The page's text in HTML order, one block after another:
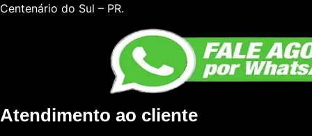
Centenário do Sul – PR.
Atendimento ao cliente